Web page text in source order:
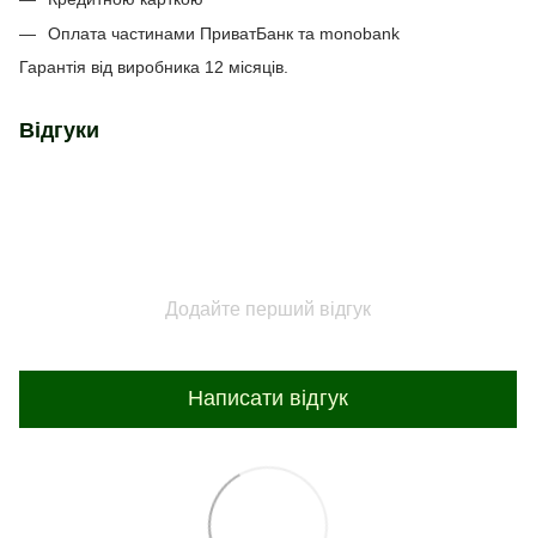
Оплата частинами ПриватБанк та monobank
Гарантія від виробника 12 місяців.
Відгуки
Додайте перший відгук
Написати відгук